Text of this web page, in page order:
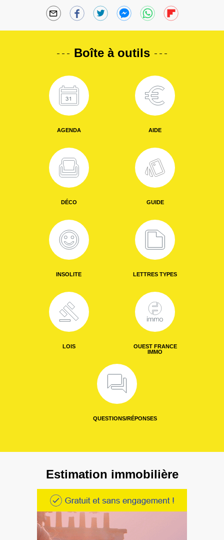
Boîte à outils
AGENDA AIDE
DÉCO GUIDE
INSOLITE LETTRES TYPES
LOIS
OUEST FRANCE
IMMO
QUESTIONS/RÉPONSES
Estimation immobilière